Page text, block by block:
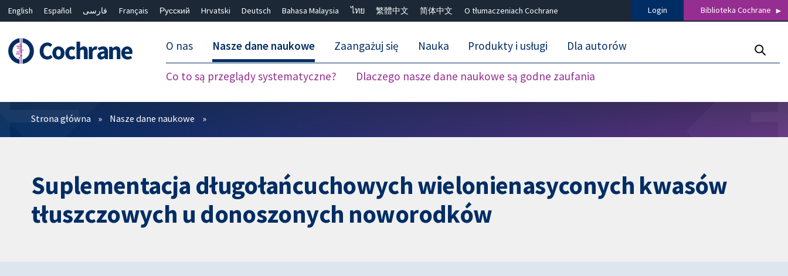
English Español فارسی Français Русский Hrvatski Deutsch Bahasa Malaysia ไทย 繁體中文 简体中文 O tłumaczeniach Cochrane Login Biblioteka Cochrane
O nas Nasze dane naukowe
Co to są przeglądy systematyczne? Dlaczego nasze dane naukowe są godne zaufania
Zaangażuj się Nauka Produkty i usługi Dla autorów
Filtry
Strona główna Nasze dane naukowe
Suplementacja długołańcuchowych wielonienasyconych kwasów
tłuszczowych u donoszonych noworodków